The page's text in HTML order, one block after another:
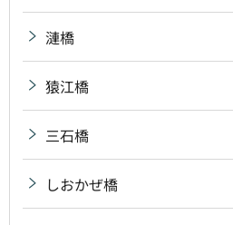
漣橋
猿江橋
三石橋
しおかぜ橋